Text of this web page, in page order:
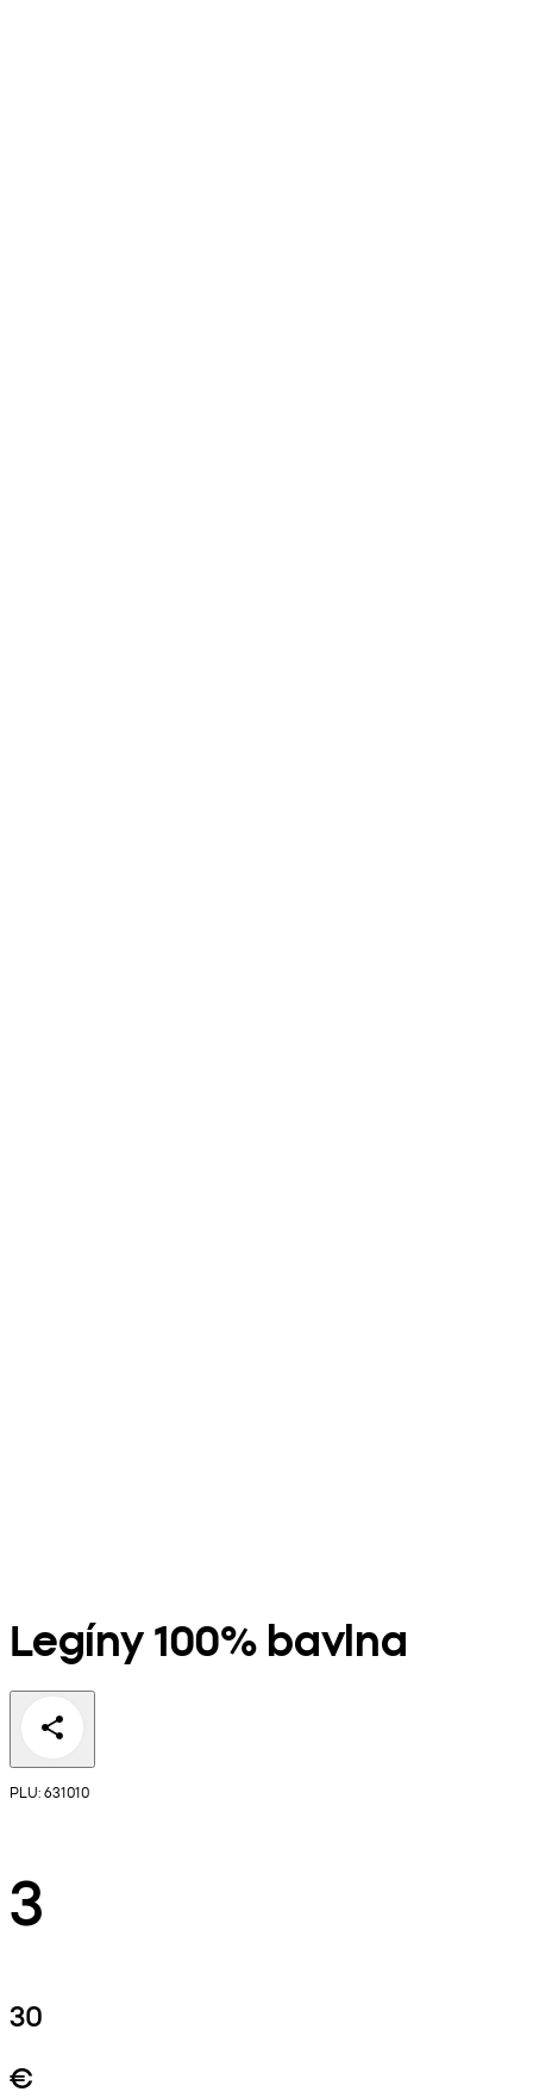
Legíny 100% bavlna
PLU: 631010
3
30
€